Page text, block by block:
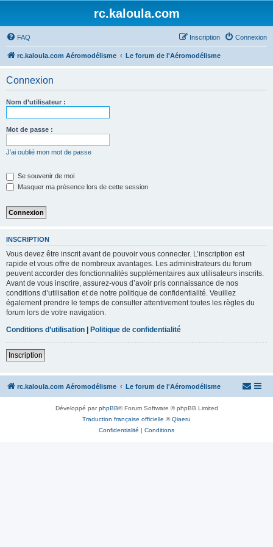
rc.kaloula.com
FAQ Connexion
Inscription
rc.kaloula.com Aéromodélisme Le forum de l'Aéromodélisme
Connexion
Nom d’utilisateur :
Mot de passe :
J’ai oublié mon mot de passe
Se souvenir de moi
Masquer ma présence lors de cette session
INSCRIPTION
Vous devez être inscrit avant de pouvoir vous connecter. L’inscription est
rapide et vous offre de nombreux avantages. Les administrateurs du forum
peuvent accorder des fonctionnalités supplémentaires aux utilisateurs inscrits.
Avant de vous inscrire, assurez-vous d’avoir pris connaissance de nos
conditions d’utilisation et de notre politique de confidentialité. Veuillez
également prendre le temps de consulter attentivement toutes les règles du
forum lors de votre navigation.
Conditions d’utilisation | Politique de confidentialité
Inscription
rc.kaloula.com Aéromodélisme Le forum de l'Aéromodélisme
Développé parphpBB® Forum Software © phpBB Limited
Traduction française officielle ©Qiaeru
Confidentialité | Conditions